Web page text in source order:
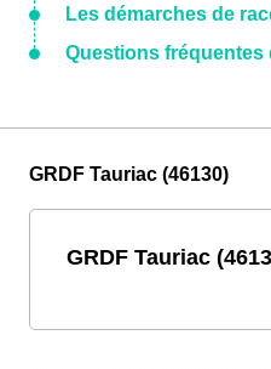
Les démarches de
Questions fréquentes
GRDF Tauriac (46130)
GRDF Tauriac